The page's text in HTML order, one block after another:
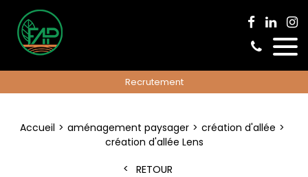
Recrutement
Accueil aménagement paysager
création d'allée
création d'allée Lens
RETOUR